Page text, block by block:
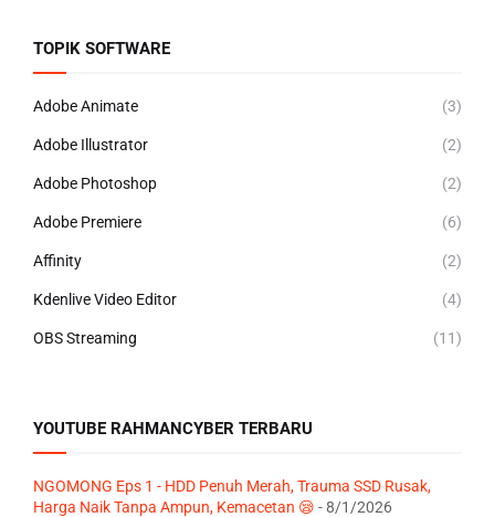
TOPIK SOFTWARE
Adobe Animate (3)
Adobe Illustrator (2)
Adobe Photoshop (2)
Adobe Premiere (6)
Affinity (2)
Kdenlive Video Editor (4)
OBS Streaming (11)
YOUTUBE RAHMANCYBER TERBARU
NGOMONG Eps 1 - HDD Penuh Merah, Trauma SSD Rusak,
Harga Naik Tanpa Ampun, Kemacetan 😪 - 8/1/2026